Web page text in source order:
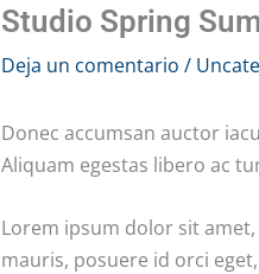
Studio Spring
Deja un comentario /
Donec accumsan auctor
Aliquam egestas libero ac
Lorem ipsum dolor sit
mauris, posuere id orci